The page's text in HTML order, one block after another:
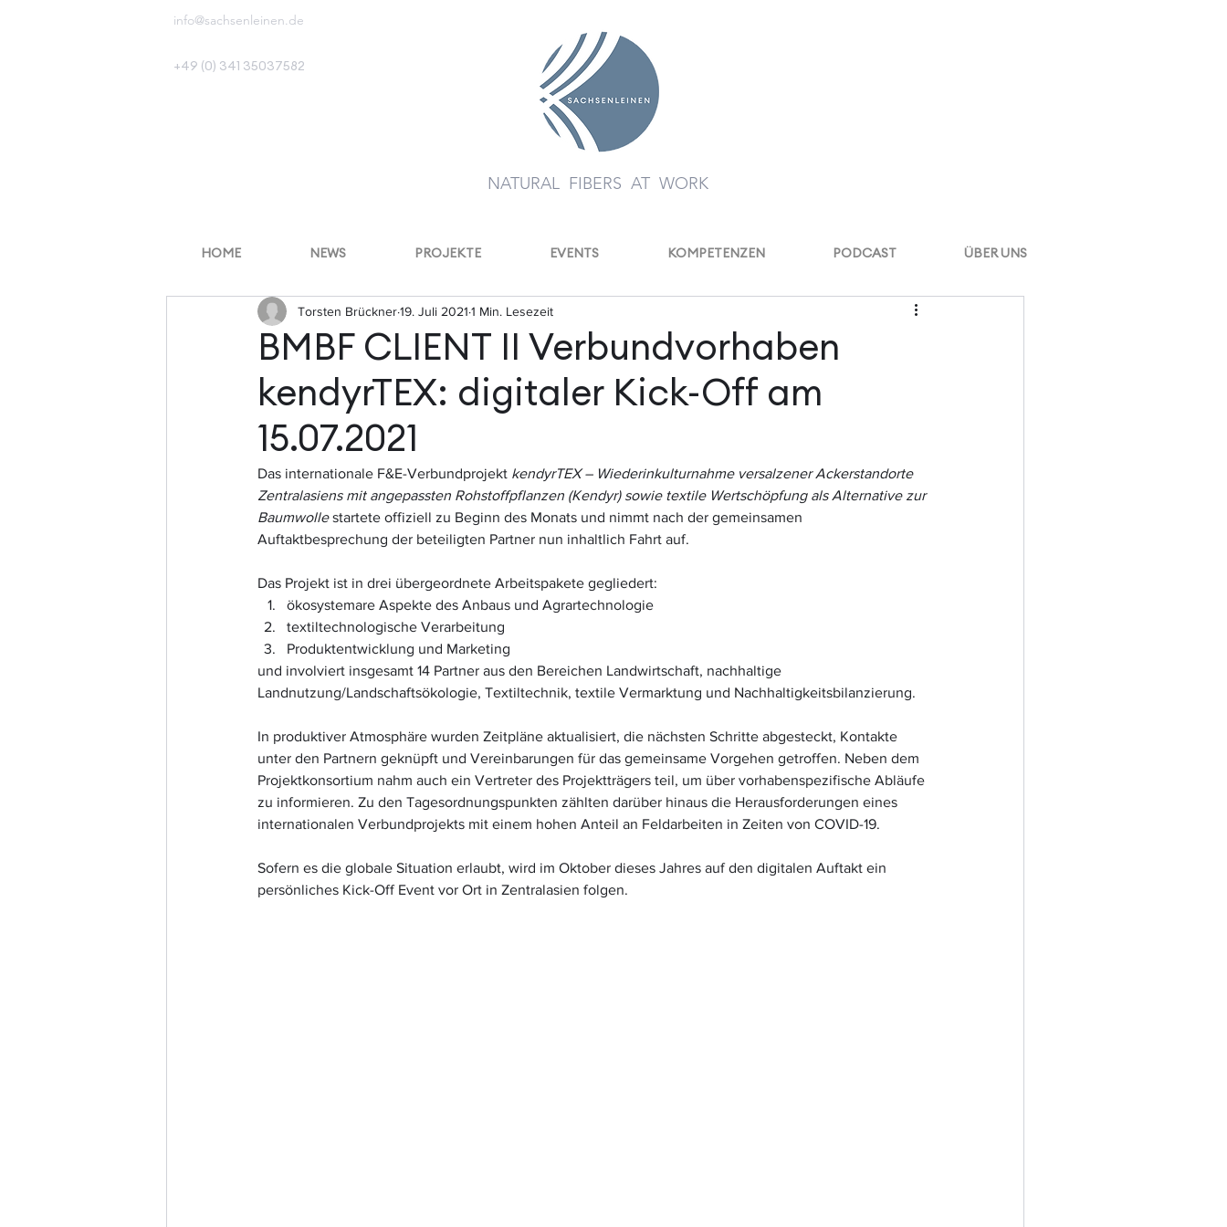
info@sachsenleinen.de
+49 (0) 341 35037582
NATURAL FIBERS AT WORK
HOME NEWS PROJEKTE EVENTS KOMPETENZEN PODCAST ÜBER UNS
BMBF CLIENT II Verbundvorhaben
kendyrTEX: digitaler Kick-Off am
15.07.2021
Torsten Brückner19. Juli 2021 1 Min. Lesezeit
Das internationale F&E-Verbundprojekt kendyrTEX – Wiederinkulturnahme versalzener Ackerstandorte
Zentralasiens mit angepassten Rohstoffpflanzen (Kendyr) sowie textile Wertschöpfung als Alternative zur
Baumwolle startete offiziell zu Beginn des Monats und nimmt nach der gemeinsamen
Auftaktbesprechung der beteiligten Partner nun inhaltlich Fahrt auf.
Das Projekt ist in drei übergeordnete Arbeitspakete gegliedert:
ökosystemare Aspekte des Anbaus und Agrartechnologie
textiltechnologische Verarbeitung
Produktentwicklung und Marketing
und involviert insgesamt 14 Partner aus den Bereichen Landwirtschaft, nachhaltige
Landnutzung/Landschaftsökologie, Textiltechnik, textile Vermarktung und Nachhaltigkeitsbilanzierung.
In produktiver Atmosphäre wurden Zeitpläne aktualisiert, die nächsten Schritte abgesteckt, Kontakte
unter den Partnern geknüpft und Vereinbarungen für das gemeinsame Vorgehen getroffen. Neben dem
Projektkonsortium nahm auch ein Vertreter des Projektträgers teil, um über vorhabenspezifische Abläufe
zu informieren. Zu den Tagesordnungspunkten zählten darüber hinaus die Herausforderungen eines
internationalen Verbundprojekts mit einem hohen Anteil an Feldarbeiten in Zeiten von COVID-19.
Sofern es die globale Situation erlaubt, wird im Oktober dieses Jahres auf den digitalen Auftakt ein
persönliches Kick-Off Event vor Ort in Zentralasien folgen.